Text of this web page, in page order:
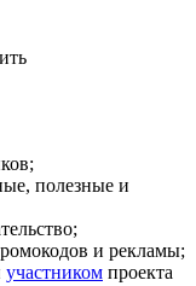
полезные и
и рекламы;
участником проекта